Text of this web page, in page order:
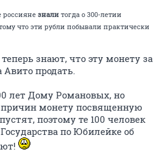
россияне знали тогда о 300-летии
что эти рубли побывали практически
знают, что эту монету за
продать.
лет Дому Романовых, но
монету посвященную
поэтому те 100 человек
по Юбилейке об